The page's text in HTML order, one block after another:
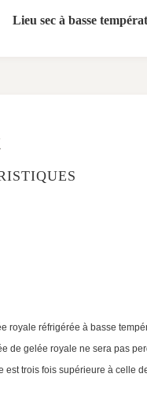
Lieu sec à basse
réfrigérée à basse
gelée royale ne sera pas
trois fois supérieure à celle